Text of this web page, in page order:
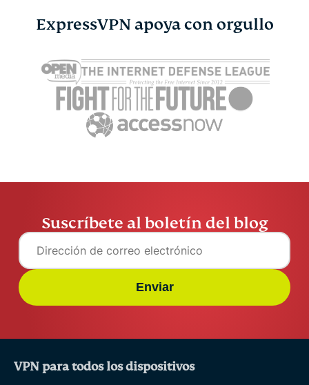
ExpressVPN apoya con orgullo
Suscríbete al boletín del blog
Enviar
VPN para todos los dispositivos